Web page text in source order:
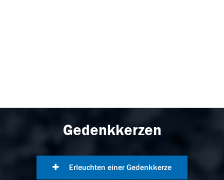
Gedenkkerzen
Erleuchten einer Gedenkkerze